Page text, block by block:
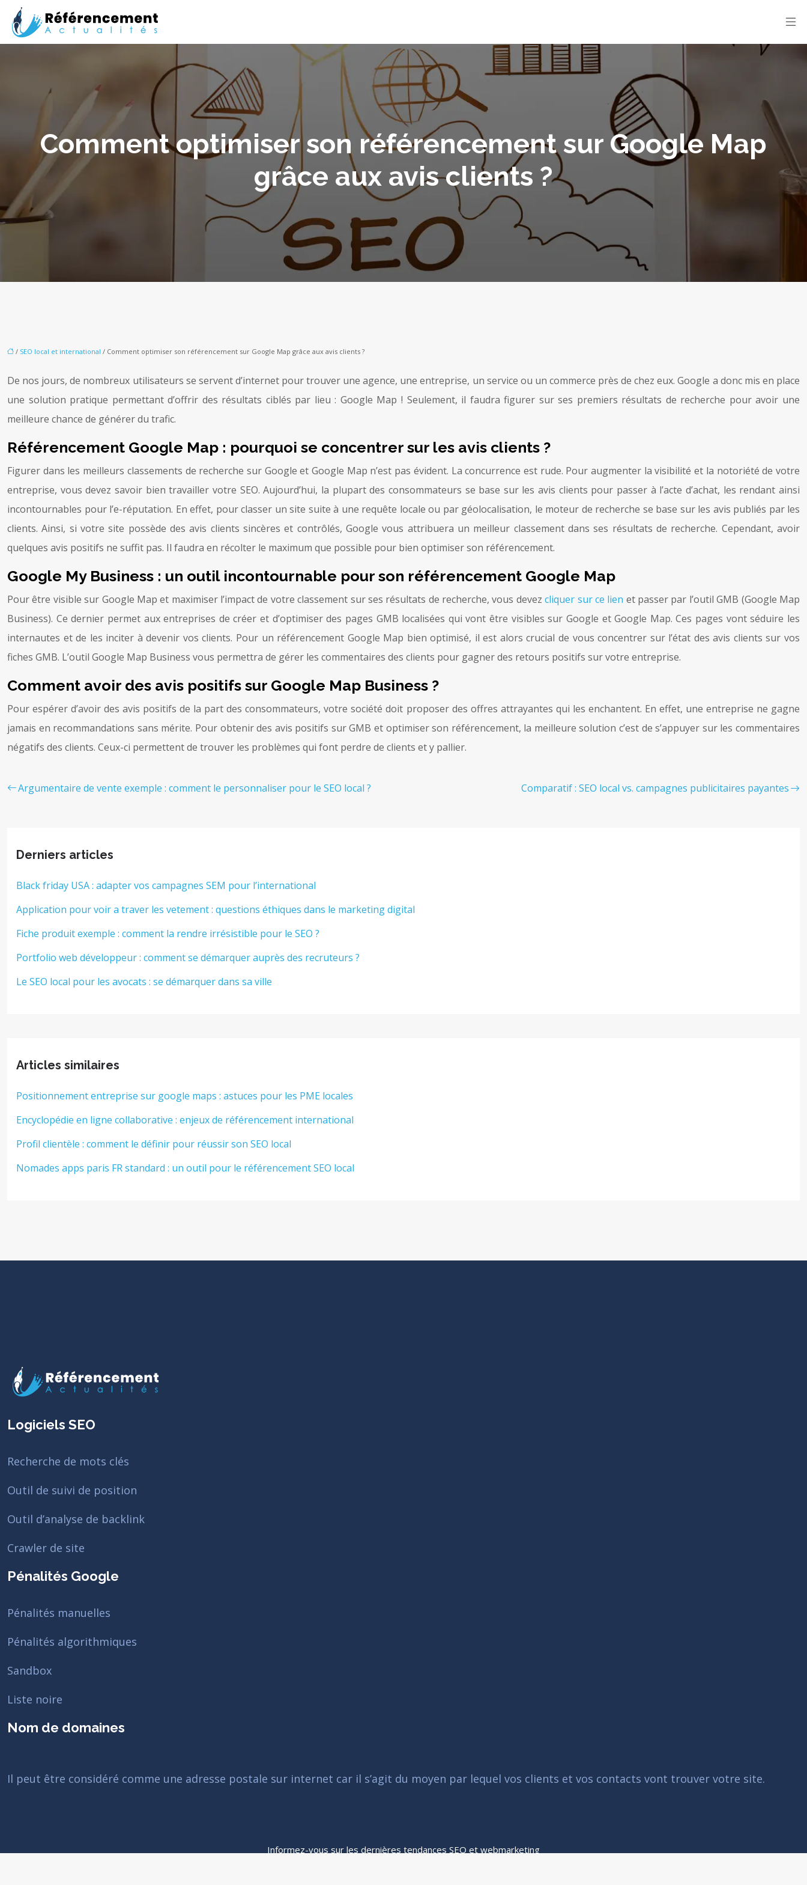
Comment optimiser son référencement sur Google Map
grâce aux avis clients ?
/ SEO local et international / Comment optimiser son référencement sur Google Map grâce aux avis clients ?
De nos jours, de nombreux utilisateurs se servent d’internet pour trouver une agence, une entreprise, un service ou un commerce près de chez eux. Google a donc mis en place
une solution pratique permettant d’offrir des résultats ciblés par lieu : Google Map ! Seulement, il faudra figurer sur ses premiers résultats de recherche pour avoir une
meilleure chance de générer du trafic.
Référencement Google Map : pourquoi se concentrer sur les avis clients ?
Figurer dans les meilleurs classements de recherche sur Google et Google Map n’est pas évident. La concurrence est rude. Pour augmenter la visibilité et la notoriété de votre
entreprise, vous devez savoir bien travailler votre SEO. Aujourd’hui, la plupart des consommateurs se base sur les avis clients pour passer à l’acte d’achat, les rendant ainsi
incontournables pour l’e-réputation. En effet, pour classer un site suite à une requête locale ou par géolocalisation, le moteur de recherche se base sur les avis publiés par les
clients. Ainsi, si votre site possède des avis clients sincères et contrôlés, Google vous attribuera un meilleur classement dans ses résultats de recherche. Cependant, avoir
quelques avis positifs ne suffit pas. Il faudra en récolter le maximum que possible pour bien optimiser son référencement.
Google My Business : un outil incontournable pour son référencement Google Map
Pour être visible sur Google Map et maximiser l’impact de votre classement sur ses résultats de recherche, vous devezcliquer sur ce lien et passer par l’outil GMB (Google Map
Business). Ce dernier permet aux entreprises de créer et d’optimiser des pages GMB localisées qui vont être visibles sur Google et Google Map. Ces pages vont séduire les
internautes et de les inciter à devenir vos clients. Pour un référencement Google Map bien optimisé, il est alors crucial de vous concentrer sur l’état des avis clients sur vos
fiches GMB. L’outil Google Map Business vous permettra de gérer les commentaires des clients pour gagner des retours positifs sur votre entreprise.
Comment avoir des avis positifs sur Google Map Business ?
Pour espérer d’avoir des avis positifs de la part des consommateurs, votre société doit proposer des offres attrayantes qui les enchantent. En effet, une entreprise ne gagne
jamais en recommandations sans mérite. Pour obtenir des avis positifs sur GMB et optimiser son référencement, la meilleure solution c’est de s’appuyer sur les commentaires
négatifs des clients. Ceux-ci permettent de trouver les problèmes qui font perdre de clients et y pallier.
Argumentaire de vente exemple : comment le personnaliser pour le SEO local ? Comparatif : SEO local vs. campagnes publicitaires payantes
Derniers articles
Black friday USA : adapter vos campagnes SEM pour l’international
Application pour voir a traver les vetement : questions éthiques dans le marketing digital
Fiche produit exemple : comment la rendre irrésistible pour le SEO ?
Portfolio web développeur : comment se démarquer auprès des recruteurs ?
Le SEO local pour les avocats : se démarquer dans sa ville
Articles similaires
Positionnement entreprise sur google maps : astuces pour les PME locales
Encyclopédie en ligne collaborative : enjeux de référencement international
Profil clientèle : comment le définir pour réussir son SEO local
Nomades apps paris FR standard : un outil pour le référencement SEO local
Logiciels SEO
Recherche de mots clés
Outil de suivi de position
Outil d’analyse de backlink
Crawler de site
Pénalités Google
Pénalités manuelles
Pénalités algorithmiques
Sandbox
Liste noire
Nom de domaines
Il peut être considéré comme une adresse postale sur internet car il s’agit du moyen par lequel vos clients et vos contacts vont trouver votre site.
Informez-vous sur les dernières tendances SEO et webmarketing